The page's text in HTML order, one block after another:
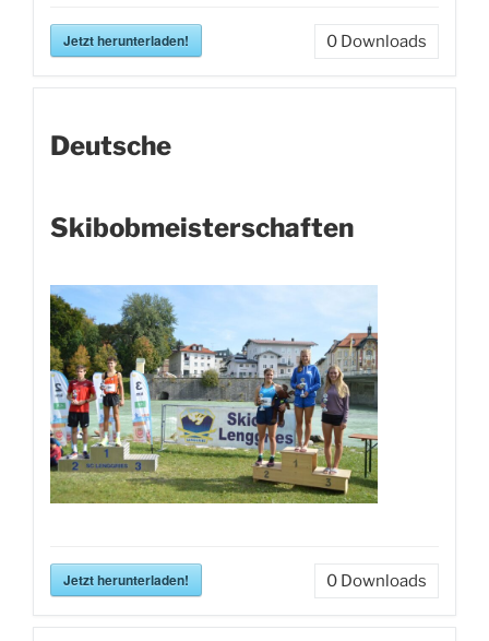
Jetzt herunterladen! 0 Downloads
Deutsche
Skibobmeisterschaften
Jetzt herunterladen! 0 Downloads